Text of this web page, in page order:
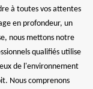
à toutes vos attentes
en profondeur, un
nous mettons notre
qualifiés utilise
de l'environnement
Nous comprenons